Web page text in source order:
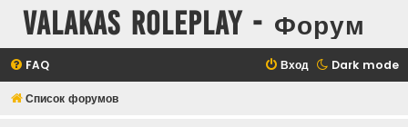
Valakas Roleplay - Форум
Dark mode
FAQ Вход
Список форумов